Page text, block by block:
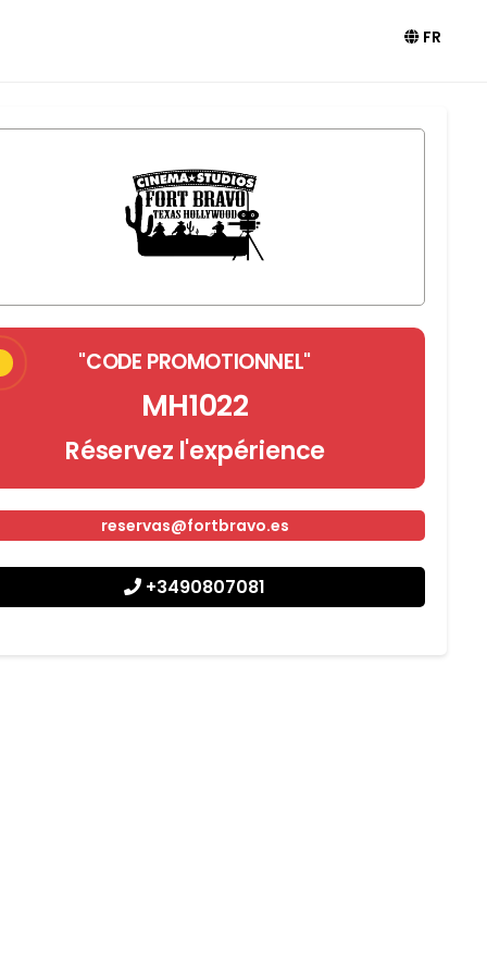
FR
"CODE PROMOTIONNEL"
MH1022
Réservez l'expérience
reservas@fortbravo.es
+3490807081